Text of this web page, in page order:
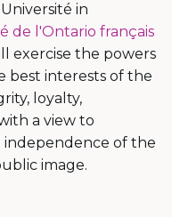
in
de l'Ontario français
exercise the powers
best interests of the
loyalty,
a view to
of the
image.